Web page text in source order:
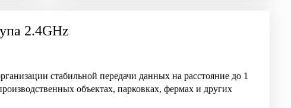
2.4GHz
стабильной передачи данных на расстояние до 1
объектах, парковках, фермах и других